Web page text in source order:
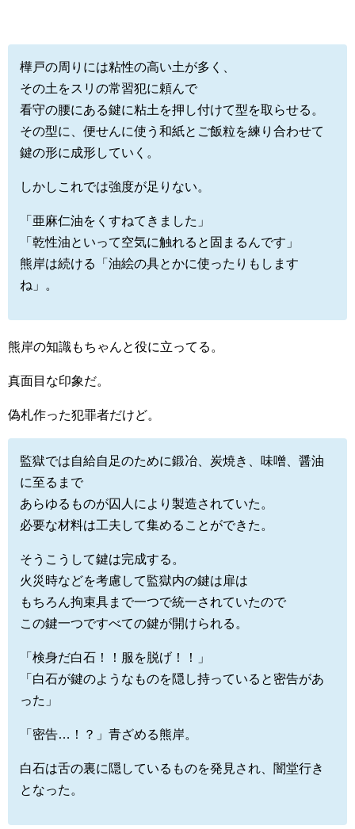
樺戸の周りには粘性の高い土が多く、
その土をスリの常習犯に頼んで
看守の腰にある鍵に粘土を押し付けて型を取らせる。
その型に、便せんに使う和紙とご飯粒を練り合わせて
鍵の形に成形していく。
しかしこれでは強度が足りない。
「亜麻仁油をくすねてきました」
「乾性油といって空気に触れると固まるんです」
熊岸は続ける「油絵の具とかに使ったりもします
ね」。
熊岸の知識もちゃんと役に立ってる。
真面目な印象だ。
偽札作った犯罪者だけど。
監獄では自給自足のために鍛冶、炭焼き、味噌、醤油
に至るまで
あらゆるものが囚人により製造されていた。
必要な材料は工夫して集めることができた。
そうこうして鍵は完成する。
火災時などを考慮して監獄内の鍵は扉は
もちろん拘束具まで一つで統一されていたので
この鍵一つですべての鍵が開けられる。
「検身だ白石！！服を脱げ！！」
「白石が鍵のようなものを隠し持っていると密告があ
った」
「密告…！？」青ざめる熊岸。
白石は舌の裏に隠しているものを発見され、闇堂行き
となった。